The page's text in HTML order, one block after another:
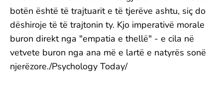
botën është të trajtuarit e të tjerëve ashtu, siç do
dëshiroje të të trajtonin ty. Kjo imperativë morale
buron direkt nga "empatia e thellë" - e cila në
vetvete buron nga ana më e lartë e natyrës sonë
njerëzore./Psychology Today/